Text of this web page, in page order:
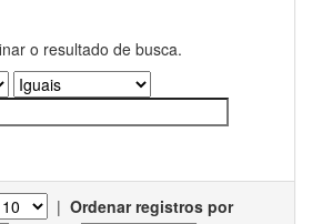
o resultado de busca.
| Ordenar registros por